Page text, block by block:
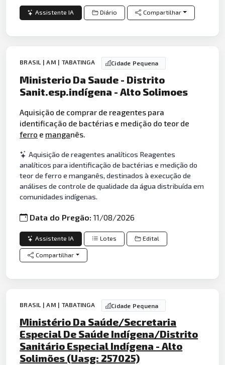
Assistente IA Diário Compartilhar
BRASIL | AM | TABATINGA Cidade Pequena
Ministerio Da Saude - Distrito
Sanit.esp.indígena - Alto Solimoes
Aquisição de comprar de reagentes para
identificação de bactérias e medição do teor de
ferro e manganês.
Aquisição de reagentes analíticos Reagentes
analíticos para identificação de bactérias e medição do
teor de ferro e manganês, destinados à execução de
análises de controle de qualidade da água distribuída em
comunidades indígenas.
Data do Pregão:11/08/2026
Assistente IA Lotes Edital
Compartilhar
BRASIL | AM | TABATINGA Cidade Pequena
Ministério Da Saúde/Secretaria
Especial De Saúde Indígena/Distrito
Sanitário Especial Indígena - Alto
Solimões (Uasg: 257025)